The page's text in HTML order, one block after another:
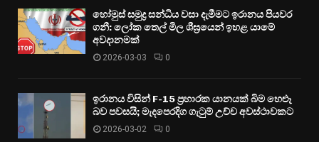
හෝමුස් සමුද්‍ර සන්ධිය වසා දැමීමට ඉරානය පියවර
ගනී: ලෝක තෙල් මිල ශීඝ්‍රයෙන් ඉහළ යාමේ
අවදානමක්
2026-03-03 0
ඉරානය විසින් F-15 ප්‍රහාරක යානයක් බිම හෙළූ
බව පවසයි; මැදපෙරදිග ගැටුම් උච්ච අවස්ථාවකට
2026-03-02 0